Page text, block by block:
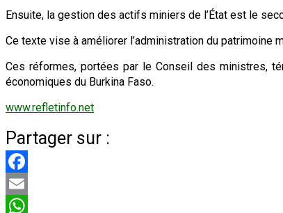
Ensuite, la gestion des actifs miniers de l’État est le
Ce texte vise à améliorer l’administration du patrimoine
Ces réformes, portées par le Conseil des ministres,
économiques du Burkina Faso.
www.refletinfo.net
Partager sur :
Facebook
Email